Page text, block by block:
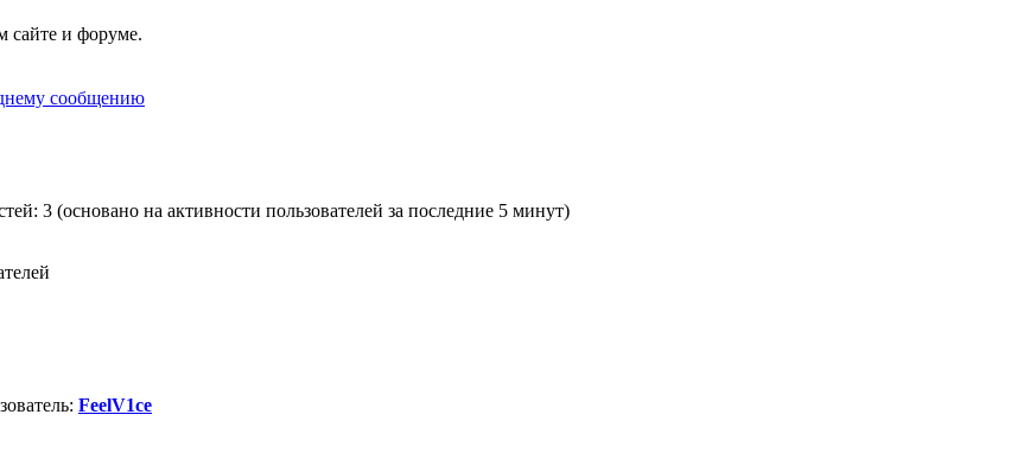
сайте и форуме.
3 (основано на активности пользователей за последние 5 минут)
FeelV1ce